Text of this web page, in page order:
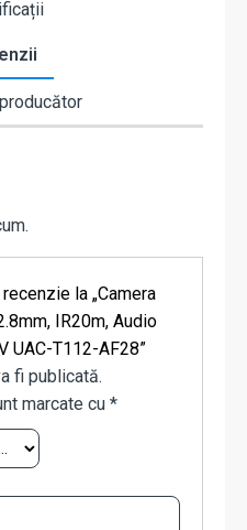
la „Camera
IR20m, Audio
UAC-T112-AF28”
fi publicată.
marcate cu *